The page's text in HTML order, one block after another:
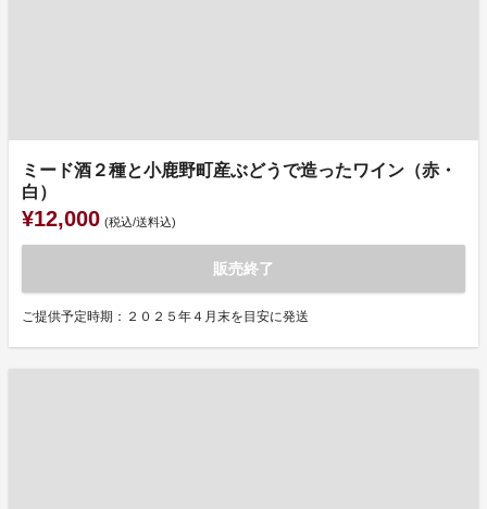
ミード酒２種と小鹿野町産ぶどうで造ったワイン（赤・
白）
¥12,000 (税込/送料込)
販売終了
ご提供予定時期：２０２５年４月末を目安に発送